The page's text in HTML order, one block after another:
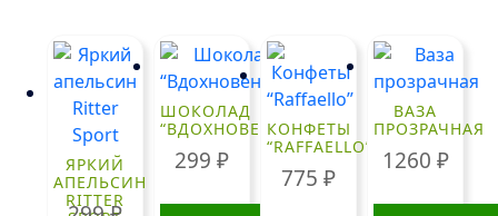
ЯРКИЙ
АПЕЛЬСИН
RITTER
ШОКОЛАД
“ВДОХНОВЕНИЕ”
299₽
КОНФЕТЫ
“RAFFAELLO”
775₽
ВАЗА
ПРОЗРАЧНАЯ
1260 ₽